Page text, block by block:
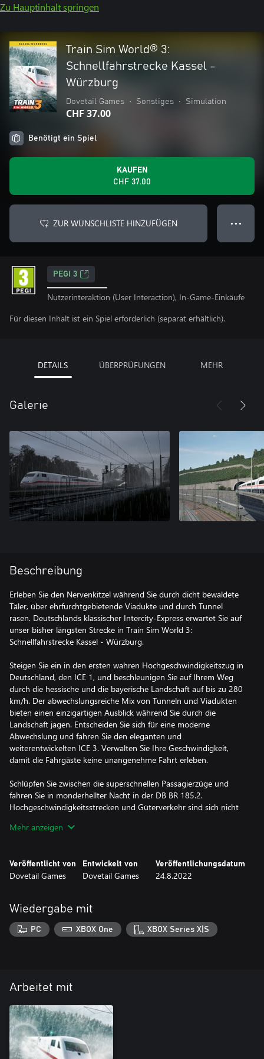
Zu Hauptinhalt springen
Train Sim World® 3:
Schnellfahrstrecke Kassel -
Würzburg
Dovetail Games • Sonstiges • Simulation
CHF 37.00
Benötigt ein Spiel
KAUFEN
CHF 37.00
ZUR WUNSCHLISTE HINZUFÜGEN ● ● ●
PEGI 3
Nutzerinteraktion (User Interaction), In-Game-Einkäufe
Für diesen Inhalt ist ein Spiel erforderlich (separat erhältlich).
DETAILS ÜBERPRÜFUNGEN MEHR
Galerie
Beschreibung
Erleben Sie den Nervenkitzel während Sie durch dicht bewaldete
Täler, über ehrfurchtgebietende Viadukte und durch Tunnel
rasen. Deutschlands klassischer Intercity-Express erwartet Sie auf
unser bisher längsten Strecke in Train Sim World 3:
Schnellfahrstrecke Kassel - Würzburg.
Steigen Sie ein in den ersten wahren Hochgeschwindigkeitszug in
Deutschland, den ICE 1, und beschleunigen Sie auf Ihrem Weg
durch die hessische und die bayerische Landschaft auf bis zu 280
km/h. Der abwechslungsreiche Mix von Tunneln und Viadukten
bieten einen einzigartigen Ausblick während Sie durch die
Landschaft jagen. Entscheiden Sie sich für eine moderne
Abwechslung und fahren Sie den eleganten und
weiterentwickelten ICE 3. Verwalten Sie Ihre Geschwindigkeit,
damit die Fahrgäste keine unangenehme Fahrt erleben.
Schlüpfen Sie zwischen die superschnellen Passagierzüge und
fahren Sie in monderhellter Nacht in der DB BR 185.2.
Hochgeschwindigkeitsstrecken und Güterverkehr sind sich nicht
als auch am Tag statt. Entwickeln Sie Ihre Bremsfähigkeiten weiter
Mehr anzeigen
Veröffentlicht von
Dovetail Games
Entwickelt von
Dovetail Games
Veröffentlichungsdatum
24.8.2022
Wiedergabe mit
PC XBOX One XBOX Series X|S
Arbeitet mit